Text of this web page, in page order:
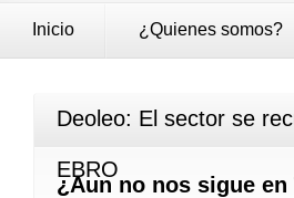
Inicio ¿Quienes somos?
Deoleo: El sector se
EBRO
¿Aun no nos sigue